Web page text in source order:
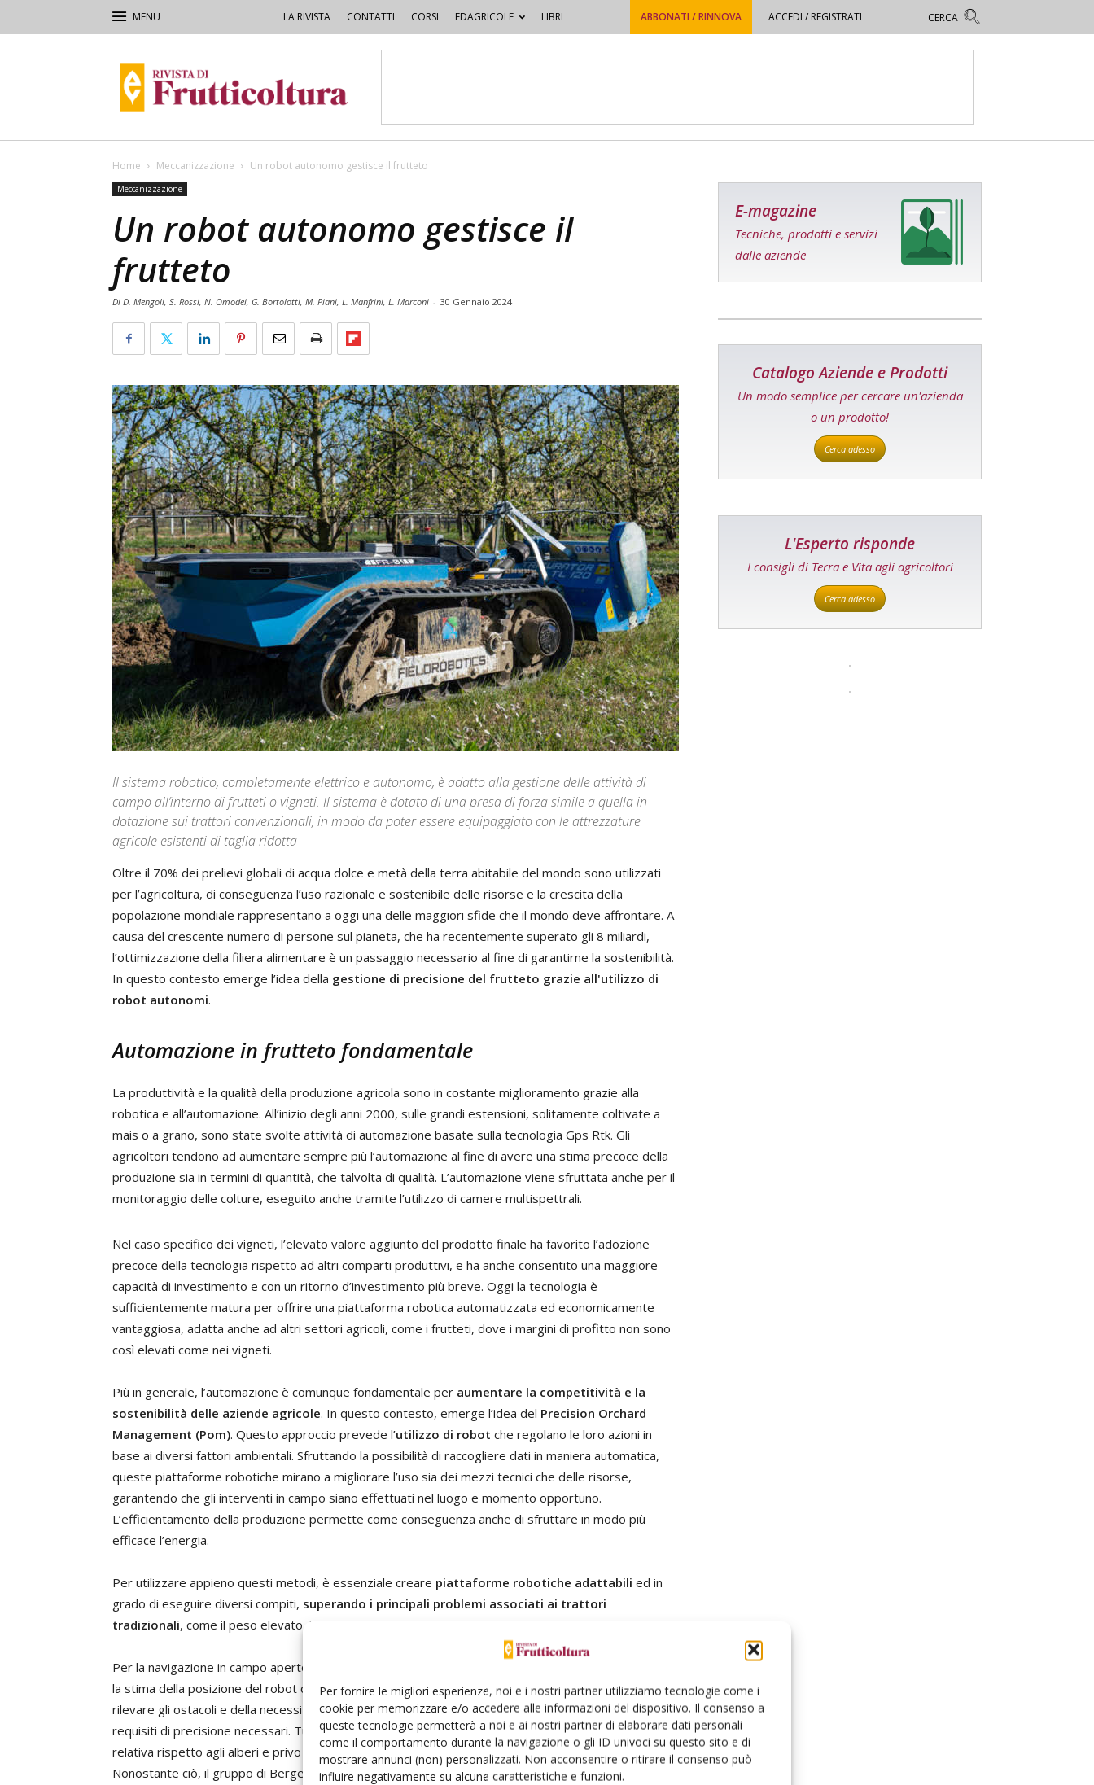
Per fornire le migliori esperienze, noi e i nostri partner utilizziamo tecnologie come i
cookie per memorizzare e/o accedere alle informazioni del dispositivo. Il consenso a
queste tecnologie permetterà a noi e ai nostri partner di elaborare dati personali
come il comportamento durante la navigazione o gli ID univoci su questo sito e di
mostrare annunci (non) personalizzati. Non acconsentire o ritirare il consenso può
influire negativamente su alcune caratteristiche e funzioni.
LA RIVISTA CONTATTI CORSI EDAGRICOLE LIBRI ABBONATI / RINNOVA ACCEDI / REGISTRATI
di
Frutticoltura
Home Meccanizzazione Un robot autonomo gestisce il frutteto
Meccanizzazione
Un robot autonomo gestisce il
frutteto
Di D. Mengoli, S. Rossi, N. Omodei, G. Bortolotti, M. Piani, L. Manfrini, L. Marconi - 30 Gennaio 2024
Il sistema robotico, completamente elettrico e autonomo, è adatto alla gestione delle attività di
campo all’interno di frutteti o vigneti. Il sistema è dotato di una presa di forza simile a quella in
dotazione sui trattori convenzionali, in modo da poter essere equipaggiato con le attrezzature
agricole esistenti di taglia ridotta
Oltre il 70% dei prelievi globali di acqua dolce e metà della terra abitabile del mondo sono utilizzati
per l’agricoltura, di conseguenza l’uso razionale e sostenibile delle risorse e la crescita della
popolazione mondiale rappresentano a oggi una delle maggiori sfide che il mondo deve affrontare. A
causa del crescente numero di persone sul pianeta, che ha recentemente superato gli 8 miliardi,
l’ottimizzazione della filiera alimentare è un passaggio necessario al fine di garantirne la sostenibilità.
In questo contesto emerge l’idea della gestione di precisione del frutteto grazie all'utilizzo di
robot autonomi.
Automazione in frutteto fondamentale
La produttività e la qualità della produzione agricola sono in costante miglioramento grazie alla
robotica e all’automazione. All’inizio degli anni 2000, sulle grandi estensioni, solitamente coltivate a
mais o a grano, sono state svolte attività di automazione basate sulla tecnologia Gps Rtk. Gli
agricoltori tendono ad aumentare sempre più l’automazione al fine di avere una stima precoce della
produzione sia in termini di quantità, che talvolta di qualità. L’automazione viene sfruttata anche per il
monitoraggio delle colture, eseguito anche tramite l’utilizzo di camere multispettrali.
Nel caso specifico dei vigneti, l’elevato valore aggiunto del prodotto finale ha favorito l’adozione
precoce della tecnologia rispetto ad altri comparti produttivi, e ha anche consentito una maggiore
capacità di investimento e con un ritorno d’investimento più breve. Oggi la tecnologia è
sufficientemente matura per offrire una piattaforma robotica automatizzata ed economicamente
vantaggiosa, adatta anche ad altri settori agricoli, come i frutteti, dove i margini di profitto non sono
così elevati come nei vigneti.
Più in generale, l’automazione è comunque fondamentale per aumentare la competitività e la
sostenibilità delle aziende agricole. In questo contesto, emerge l’idea del Precision Orchard
Management (Pom). Questo approccio prevede l’utilizzo di robot che regolano le loro azioni in
base ai diversi fattori ambientali. Sfruttando la possibilità di raccogliere dati in maniera automatica,
queste piattaforme robotiche mirano a migliorare l’uso sia dei mezzi tecnici che delle risorse,
garantendo che gli interventi in campo siano effettuati nel luogo e momento opportuno.
L’efficientamento della produzione permette come conseguenza anche di sfruttare in modo più
efficace l’energia.
Per utilizzare appieno questi metodi, è essenziale creare piattaforme robotiche adattabili ed in
grado di eseguire diversi compiti, superando i principali problemi associati ai trattori
tradizionali, come il peso elevato, le grandi dimensioni, l’inquinamento e la compattazione del suolo.
Per la navigazione in campo aperto, non è consigliabile l’affidamento esclusivo alla posizione Gps per
la stima della posizione del robot che esegue le operazioni di Pom, a causa della sua incapacità di
rilevare gli ostacoli e della necessità di disporre di ricevitori Gps di alta qualità per soddisfare i
requisiti di precisione necessari. Tuttavia, alcune ricerche dimostrano che l’utilizzo della localizzazione
relativa rispetto agli alberi e privo di Gps è un approccio affidabile per la navigazione tra i filari.
Nonostante ciò, il gruppo di Bergerman ha posizionato ed utilizzato segnaletica specifica alla fine di
E-magazine
Tecniche, prodotti e servizi
dalle aziende
Catalogo Aziende e Prodotti
Un modo semplice per cercare un'azienda
o un prodotto!
Cerca adesso
L'Esperto risponde
I consigli di Terra e Vita agli agricoltori
Cerca adesso